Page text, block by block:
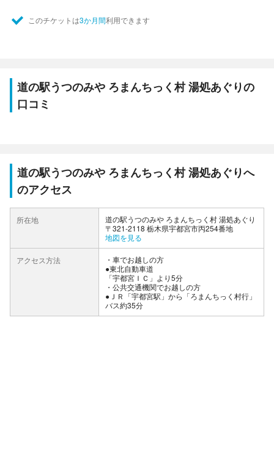
このチケットは3か月間利用できます
道の駅うつのみや ろまんちっく村 湯処あぐりの
口コミ
道の駅うつのみや ろまんちっく村 湯処あぐりへ
のアクセス
所在地
道の駅うつのみや ろまんちっく村 湯処あぐり
〒321-2118 栃木県宇都宮市丙254番地
地図を見る
アクセス方法
車でお越しの方
●東北自動車道
「宇都宮ＩＣ」より5分
公共交通機関でお越しの方
●ＪＲ「宇都宮駅」から「ろまんちっく村行」
バス約35分